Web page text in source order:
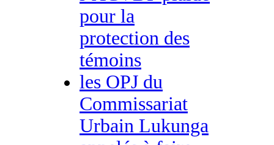
pour la
protection des
témoins
les OPJ du
Commissariat
Urbain Lukunga